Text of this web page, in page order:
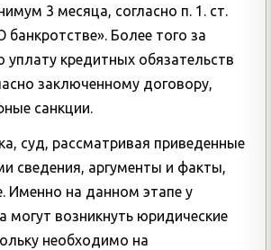
3 месяца, согласно п. 1. ст.
Более того за
уплату кредитных обязательств
заключенному договору,
санкции.
суд, рассматривая приведенные
сведения, аргументы и факты,
Именно на данном этапе у
могут возникнуть юридические
необходимо на